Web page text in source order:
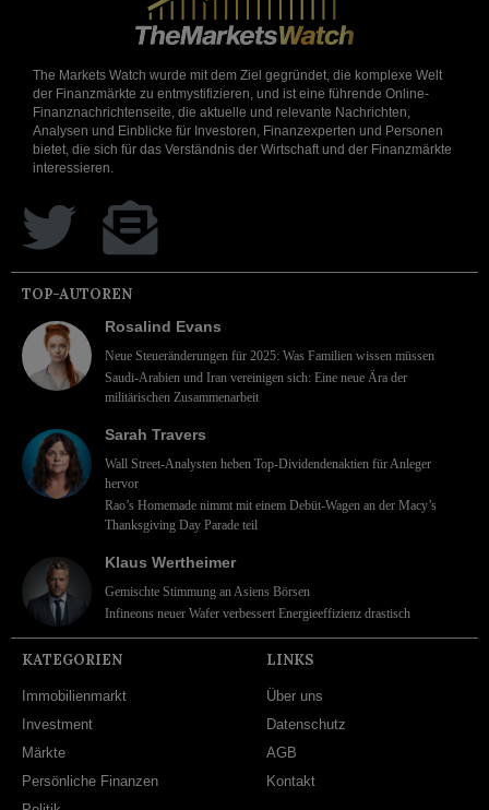
The Markets Watch wurde mit dem Ziel gegründet, die komplexe Welt
der Finanzmärkte zu entmystifizieren, und ist eine führende Online-
Finanznachrichtenseite, die aktuelle und relevante Nachrichten,
Analysen und Einblicke für Investoren, Finanzexperten und Personen
bietet, die sich für das Verständnis der Wirtschaft und der Finanzmärkte
interessieren.
TOP-AUTOREN
Rosalind Evans
Neue Steueränderungen für 2025: Was Familien wissen müssen
Saudi-Arabien und Iran vereinigen sich: Eine neue Ära der
militärischen Zusammenarbeit
Sarah Travers
Wall Street-Analysten heben Top-Dividendenaktien für Anleger
hervor
Rao’s Homemade nimmt mit einem Debüt-Wagen an der Macy’s
Thanksgiving Day Parade teil
Klaus Wertheimer
Gemischte Stimmung an Asiens Börsen
Infineons neuer Wafer verbessert Energieeffizienz drastisch
KATEGORIEN
Immobilienmarkt
Investment
Märkte
Persönliche Finanzen
LINKS
Über uns
Datenschutz
AGB
Kontakt